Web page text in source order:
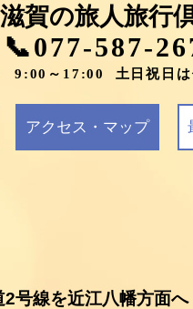
滋賀の旅人旅行
📞077-587-
9:00～17:00 土日祝日は
アクセス・マップ
2号線を近江八幡方面へ